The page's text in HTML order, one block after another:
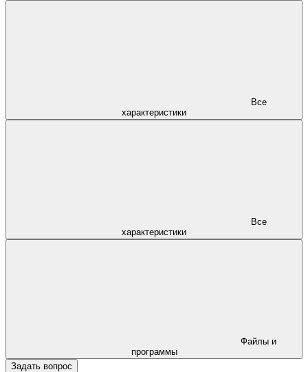
характеристики
характеристики
программы
Задать вопрос